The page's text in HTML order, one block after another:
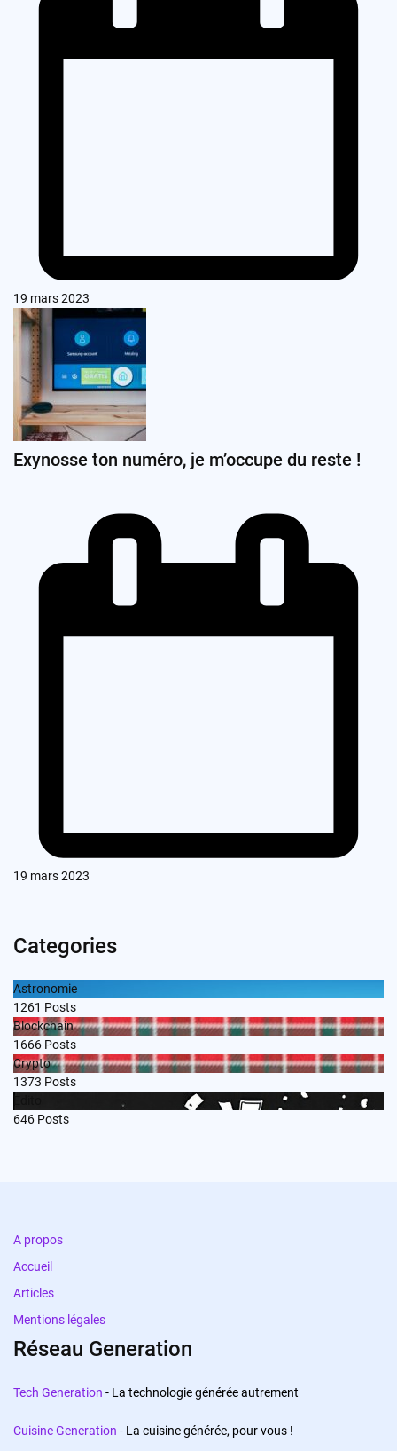
19 mars 2023
Exynosse ton numéro, je m’occupe du reste !
19 mars 2023
Categories
Astronomie
1261 Posts
Blockchain
1666 Posts
Crypto
1373 Posts
646 Posts
A propos
Accueil
Articles
Mentions légales
Réseau Generation
Tech Generation - La technologie générée autrement
Cuisine Generation - La cuisine générée, pour vous !